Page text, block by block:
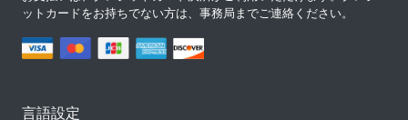
ットカードをお持ちでない方は、事務局までご連絡ください。
言語設定